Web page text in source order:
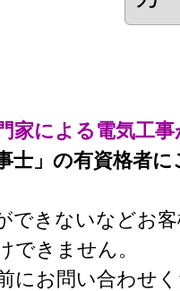
家による電気工
士」の有資格者
できないなどお
できません。
にお問い合わせ